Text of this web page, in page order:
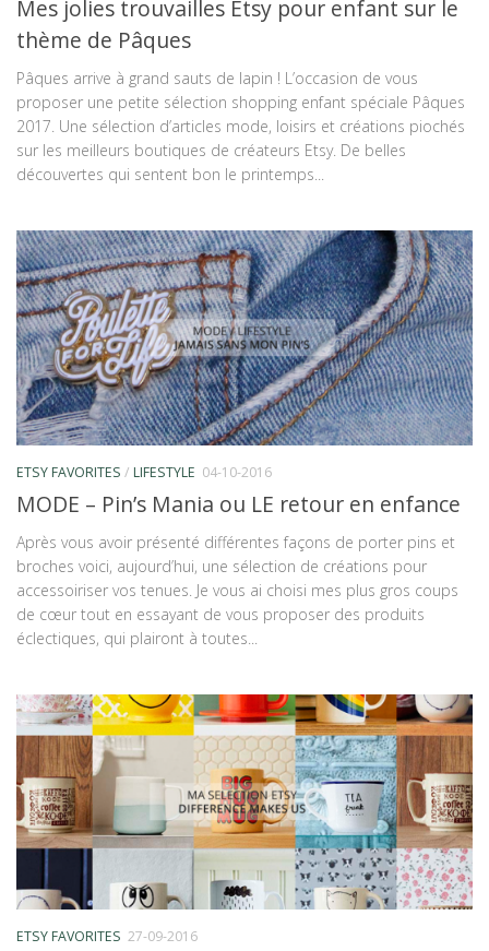
Mes jolies trouvailles Etsy pour enfant sur le
thème de Pâques
Pâques arrive à grand sauts de lapin ! L’occasion de vous
proposer une petite sélection shopping enfant spéciale Pâques
2017. Une sélection d’articles mode, loisirs et créations piochés
sur les meilleurs boutiques de créateurs Etsy. De belles
découvertes qui sentent bon le printemps...
ETSY FAVORITES / LIFESTYLE 04-10-2016
MODE – Pin’s Mania ou LE retour en enfance
Après vous avoir présenté différentes façons de porter pins et
broches voici, aujourd’hui, une sélection de créations pour
accessoiriser vos tenues. Je vous ai choisi mes plus gros coups
de cœur tout en essayant de vous proposer des produits
éclectiques, qui plairont à toutes...
ETSY FAVORITES 27-09-2016